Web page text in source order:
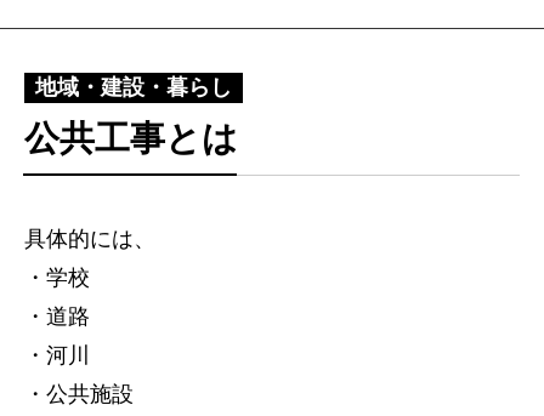
地域・建設・暮らし
公共工事とは
具体的には、
・学校
・道路
・河川
・公共施設